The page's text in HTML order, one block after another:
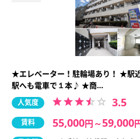
★エレベーター！駐輪場あり！ ★駅
駅へも電車で１本♪ ★商…
人気度 3.5
賃料 55,000円 ～59,000